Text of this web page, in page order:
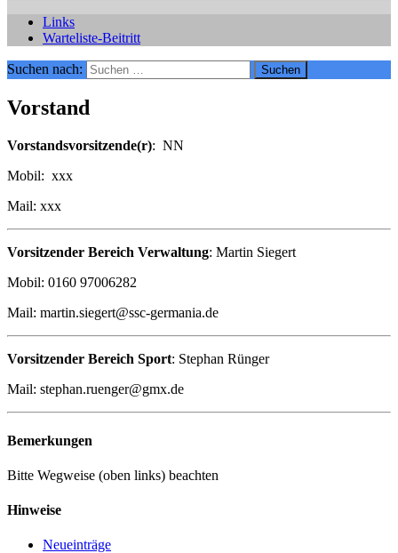
Links
Warteliste-Beitritt
Suchen nach:
Vorstand
Vorstandsvorsitzende(r): NN
Mobil: xxx
Mail: xxx
Vorsitzender Bereich Verwaltung: Martin Siegert
Mobil: 0160 97006282
Mail: martin.siegert@ssc-germania.de
Vorsitzender Bereich Sport: Stephan Rünger
Mail: stephan.ruenger@gmx.de
Bemerkungen
Bitte Wegweise (oben links) beachten
Hinweise
Neueinträge